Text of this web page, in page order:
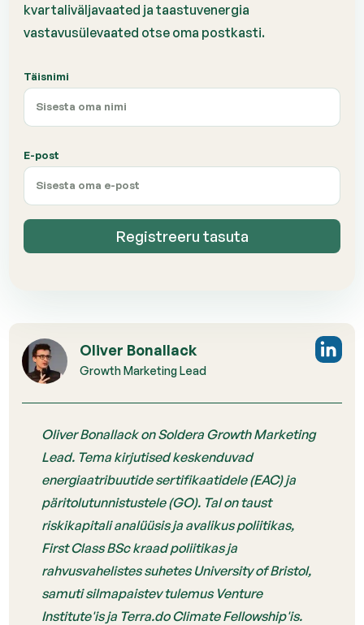
kvartaliväljavaated ja taastuvenergia
vastavusülevaated otse oma postkasti.
Täisnimi
E-post
Registreeru tasuta
Oliver Bonallack
Growth Marketing Lead
Oliver Bonallack on Soldera Growth Marketing
Lead. Tema kirjutised keskenduvad
energiaatribuutide sertifikaatidele (EAC) ja
päritolutunnistustele (GO). Tal on taust
riskikapitali analüüsis ja avalikus poliitikas,
First Class BSc kraad poliitikas ja
rahvusvahelistes suhetes University of Bristol,
samuti silmapaistev tulemus Venture
Institute'is ja Terra.do Climate Fellowship'is.